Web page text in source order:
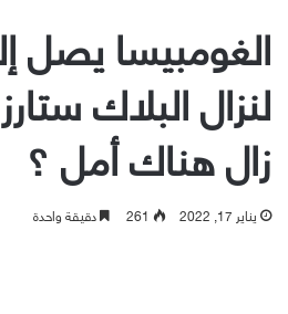
الغومبيسا يصل
لنزال البلاك
زال هناك أمل ؟
يناير 17, 2022 261 دقيقة واحدة